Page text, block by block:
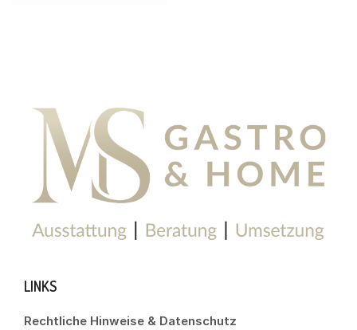
LINKS
Rechtliche Hinweise & Datenschutz